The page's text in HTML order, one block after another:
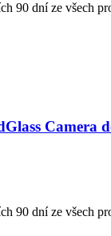
90 dní ze všech
Camera
90 dní ze všech